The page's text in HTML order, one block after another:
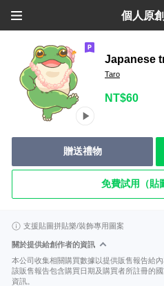
個人原
Japanese
Taro
NT$60
贈送禮物
免費試用（貼
支援貼圖拼貼樂/裝飾專用圖案
關於提供給創作者的資訊
本公司收集相關購買數據以提供販售報告給內
該販售報告包含購買日期及購買者所註冊的
資訊。